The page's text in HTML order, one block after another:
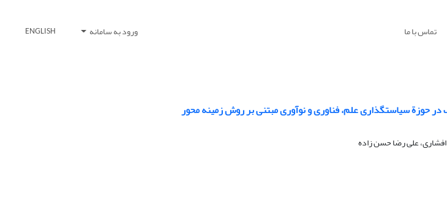
تماس با ما ورود به سامانه ENGLISH
حوزة سیاستگذاری علم، فناوری و نوآوری مبتنی بر روش زمینه محور
علی رضا حسن زاده